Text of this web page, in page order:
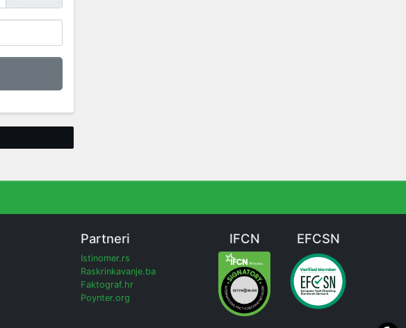
Partneri
Istinomer.rs
Raskrinkavanje.ba
Faktograf.hr
Poynter.org
IFCN EFCSN